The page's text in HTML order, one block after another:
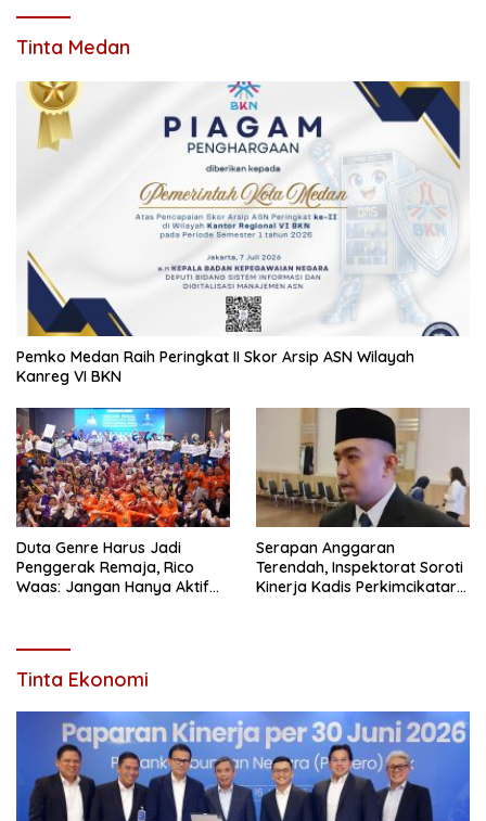
Tinta Medan
Pemko Medan Raih Peringkat II Skor Arsip ASN Wilayah
Kanreg VI BKN
Duta Genre Harus Jadi
Penggerak Remaja, Rico
Waas: Jangan Hanya Aktif
Serapan Anggaran
Terendah, Inspektorat Soroti
Kinerja Kadis Perkimcikataru
Tinta Ekonomi